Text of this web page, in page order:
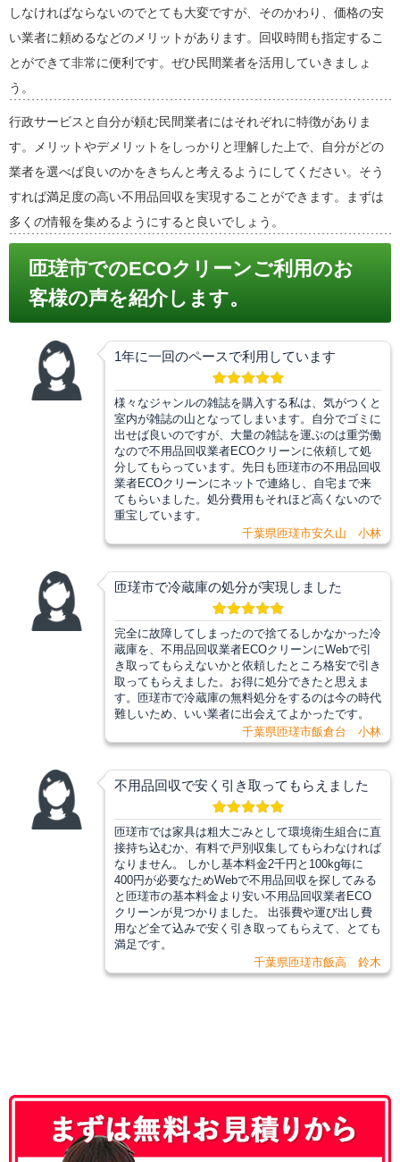
しなければならないのでとても大変ですが、そのかわり、価格の安
い業者に頼めるなどのメリットがあります。回収時間も指定するこ
とができて非常に便利です。ぜひ民間業者を活用していきましょ
う。
行政サービスと自分が頼む民間業者にはそれぞれに特徴がありま
す。メリットやデメリットをしっかりと理解した上で、自分がどの
業者を選べば良いのかをきちんと考えるようにしてください。そう
すれば満足度の高い不用品回収を実現することができます。まずは
多くの情報を集めるようにすると良いでしょう。
匝瑳市でのECOクリーンご利用のお
客様の声を紹介します。
1年に一回のペースで利用しています
様々なジャンルの雑誌を購入する私は、気がつくと
室内が雑誌の山となってしまいます。自分でゴミに
出せば良いのですが、大量の雑誌を運ぶのは重労働
なので不用品回収業者ECOクリーンに依頼して処
分してもらっています。先日も匝瑳市の不用品回収
業者ECOクリーンにネットで連絡し、自宅まで来
てもらいました。処分費用もそれほど高くないので
重宝しています。
千葉県匝瑳市安久山 小林
匝瑳市で冷蔵庫の処分が実現しました
完全に故障してしまったので捨てるしかなかった冷
蔵庫を、不用品回収業者ECOクリーンにWebで引
き取ってもらえないかと依頼したところ格安で引き
取ってもらえました。お得に処分できたと思えま
す。匝瑳市で冷蔵庫の無料処分をするのは今の時代
難しいため、いい業者に出会えてよかったです。
千葉県匝瑳市飯倉台 小林
不用品回収で安く引き取ってもらえました
匝瑳市では家具は粗大ごみとして環境衛生組合に直
接持ち込むか、有料で戸別収集してもらわなければ
なりません。 しかし基本料金2千円と100kg毎に
400円が必要なためWebで不用品回収を探してみる
と匝瑳市の基本料金より安い不用品回収業者ECO
クリーンが見つかりました。 出張費や運び出し費
用など全て込みで安く引き取ってもらえて、とても
満足です。
千葉県匝瑳市飯高 鈴木